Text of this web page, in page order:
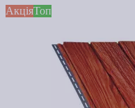
АкціяТоп